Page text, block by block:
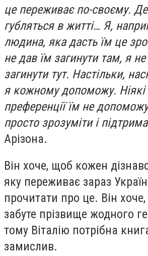
це переживає по-своєму.
губляться в житті… Я,
людина, яка дасть їм це
не дав їм загинути там, я
загинути тут. Настільки,
я кожному допоможу. Ніякі
преференції їм не
просто зрозуміти і
Арізона.
Він хоче, щоб кожен
яку переживає зараз
прочитати про це. Він
забуте прізвище жодного
тому Віталію потрібна
замислив.